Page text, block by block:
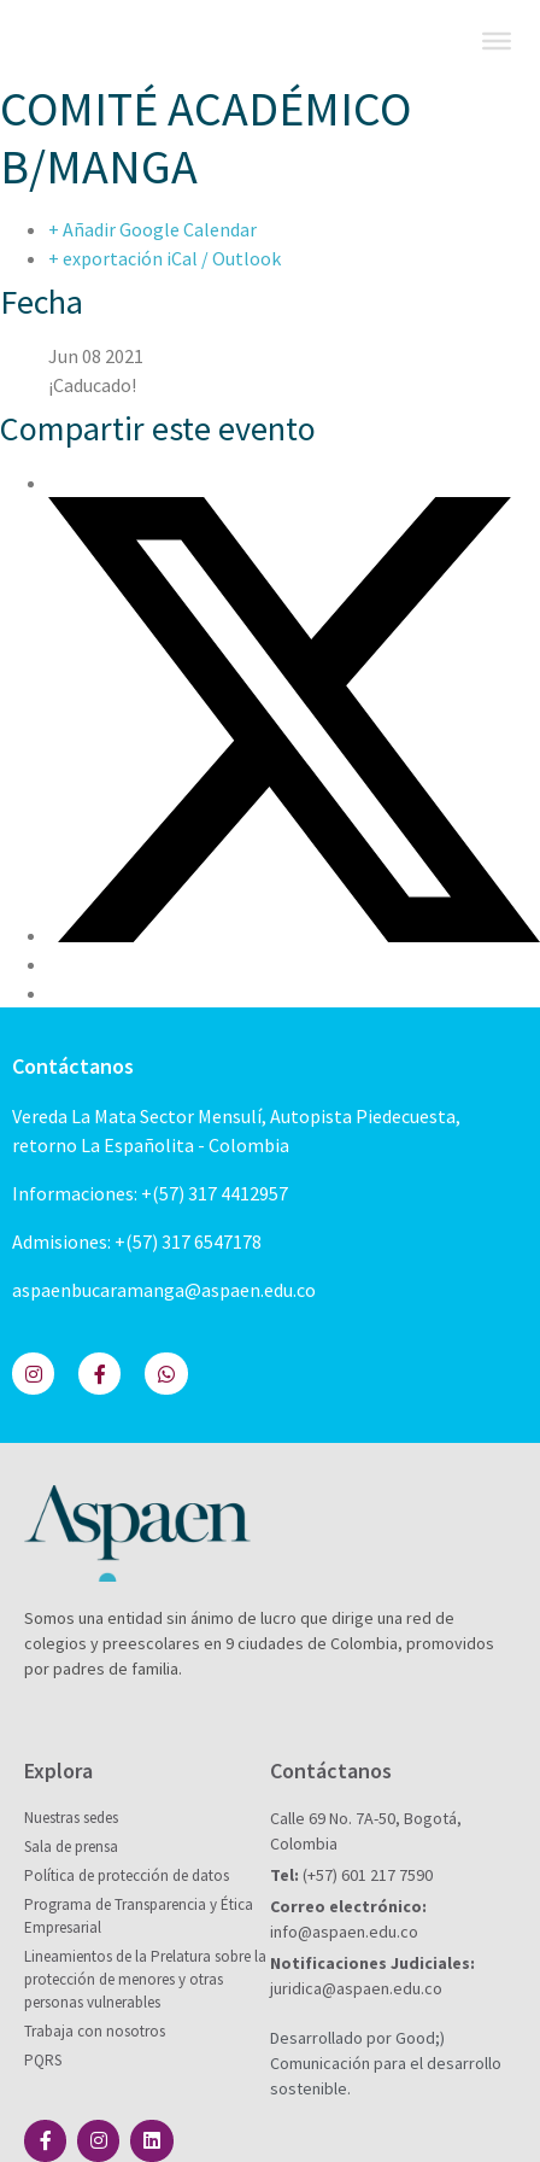
COMITÉ ACADÉMICO
B/MANGA
+ Añadir Google Calendar
+ exportación iCal / Outlook
Fecha
Jun 08 2021
¡Caducado!
Compartir este evento
Contáctanos
Vereda La Mata Sector Mensulí, Autopista Piedecuesta,
retorno La Españolita - Colombia
Informaciones: +(57) 317 4412957
Admisiones: +(57) 317 6547178
aspaenbucaramanga@aspaen.edu.co
Somos una entidad sin ánimo de lucro que dirige una red de
colegios y preescolares en 9 ciudades de Colombia, promovidos
por padres de familia.
Explora
Nuestras sedes
Sala de prensa
Política de protección de datos
Programa de Transparencia y Ética
Empresarial
Lineamientos de la Prelatura sobre la
protección de menores y otras
personas vulnerables
Trabaja con nosotros
PQRS
Contáctanos
Calle 69 No. 7A-50, Bogotá,
Colombia
Tel: (+57) 601 217 7590
Correo electrónico:
info@aspaen.edu.co
Notificaciones Judiciales:
juridica@aspaen.edu.co
Desarrollado por Good;)
Comunicación para el desarrollo
sostenible.